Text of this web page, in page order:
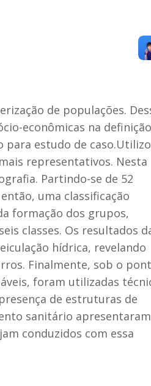
de populações.
econômicas na
estudo de
representativos. Nesta
Partindo-se de 52
uma classificação
formação dos grupos,
classes. Os resultados
hídrica, revelando
Finalmente, sob o
foram utilizadas
de estruturas de
sanitário
conduzidos com essa